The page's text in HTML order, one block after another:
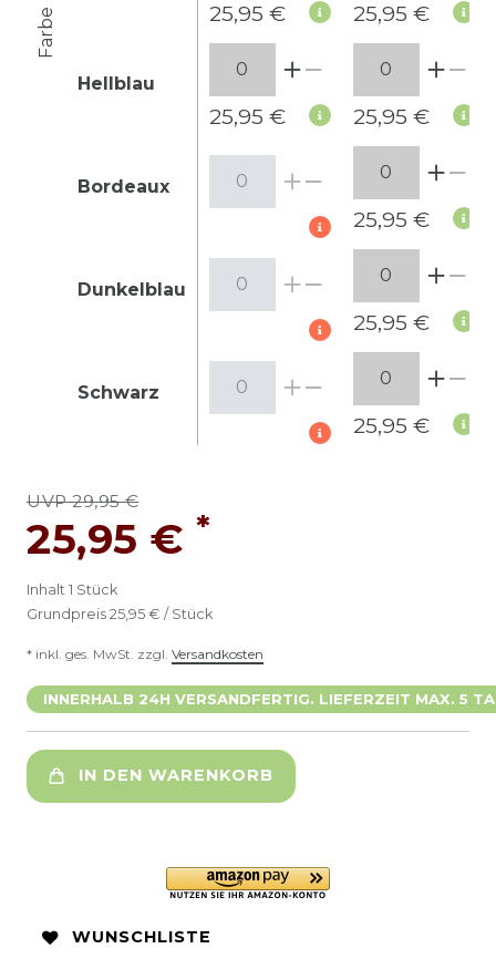
Farbe 25,95 € 25,95 €
Hellblau
25,95 € 25,95 €
Bordeaux
25,95 €
Dunkelblau
25,95 €
Schwarz
25,95 €
UVP 29,95 €
25,95 € *
Inhalt 1 Stück
Grundpreis 25,95 € / Stück
* inkl. ges. MwSt. zzgl. Versandkosten
INNERHALB 24H VERSANDFERTIG. LIEFERZEIT MAX. 5
IN DEN WARENKORB
WUNSCHLISTE